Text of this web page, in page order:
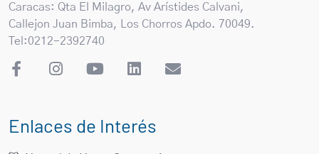
Caracas: Qta El Milagro, Av Arístides Calvani,
Callejon Juan Bimba, Los Chorros Apdo. 70049.
Tel:0212-2392740
Enlaces de Interés